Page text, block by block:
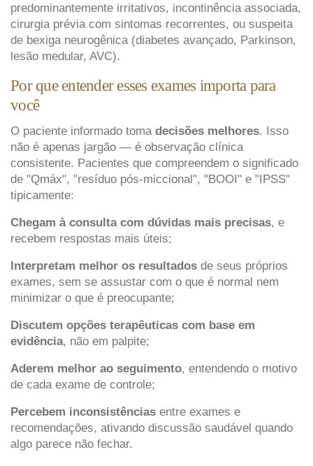
predominantemente irritativos, incontinência associada,
cirurgia prévia com sintomas recorrentes, ou suspeita
de bexiga neurogênica (diabetes avançado, Parkinson,
lesão medular, AVC).
Por que entender esses exames importa para
você
O paciente informado toma decisões melhores. Isso
não é apenas jargão — é observação clínica
consistente. Pacientes que compreendem o significado
de "Qmáx", "resíduo pós-miccional", "BOOI" e "IPSS"
tipicamente:
Chegam à consulta com dúvidas mais precisas, e
recebem respostas mais úteis;
Interpretam melhor os resultados de seus próprios
exames, sem se assustar com o que é normal nem
minimizar o que é preocupante;
Discutem opções terapêuticas com base em
evidência, não em palpite;
Aderem melhor ao seguimento, entendendo o motivo
de cada exame de controle;
Percebem inconsistências entre exames e
recomendações, ativando discussão saudável quando
algo parece não fechar.